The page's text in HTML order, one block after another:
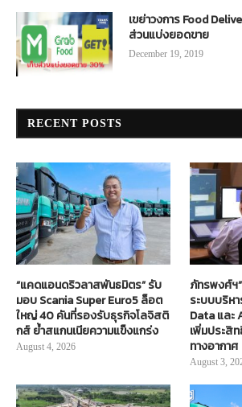
เขย่าวงการ Food
ส่วนแบ่งยอดขาย
December 19, 2019
RECENT POSTS
“แคดแอนดริวลาสพันธมิตร” รับ
มอบ Scania Super Euro5 ล็อต
ใหญ่ 40 คันที่รองรับธุรกิจโลจิสติ
กส์ ย้ำสแกนเนียความแข็งแกร่ง
August 4, 2026
ภัทรพงศ์ฯ
ระบบบริห
Data และ
เพิ่มประสิ
ทางอากาศ
August 3,